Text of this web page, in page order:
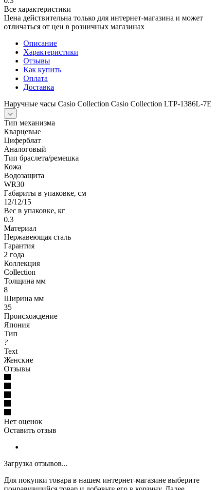
Все характеристики
Цена действительна только для интернет-магазина и может
отличаться от цен в розничных магазинах
Описание
Характеристики
Отзывы
Как купить
Оплата
Доставка
Наручные часы Casio Collection Casio Collection LTP-1386L-7E
Тип механизма
Кварцевые
Циферблат
Аналоговый
Тип браслета/ремешка
Кожа
Водозащита
WR30
Габариты в упаковке, см
12/12/15
Вес в упаковке, кг
0.3
Материал
Нержавеющая сталь
Гарантия
2 года
Коллекция
Collection
Толщина мм
8
Ширина мм
35
Происхождение
Япония
Тип
?
Text
Женские
Отзывы
Нет оценок
Оставить отзыв
Загрузка отзывов...
Для покупки товара в нашем интернет-магазине выберите